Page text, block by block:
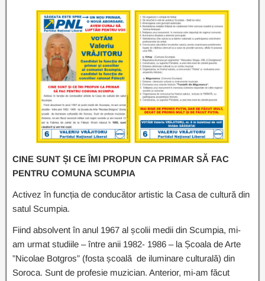
CINE SUNT ȘI CE ÎMI PROPUN CA PRIMAR SĂ FAC
PENTRU COMUNA SCUMPIA
Activez în funcția de conducător artistic la Casa de cultură din
satul Scumpia.
Fiind absolvent în anul 1967 al școlii medii din Scumpia, mi-
am urmat studiile – între anii 1982- 1986 – la Școala de Arte
”Nicolae Botgros” (fosta școală de iluminare culturală) din
Soroca. Sunt de profesie muzician. Anterior, mi-am făcut